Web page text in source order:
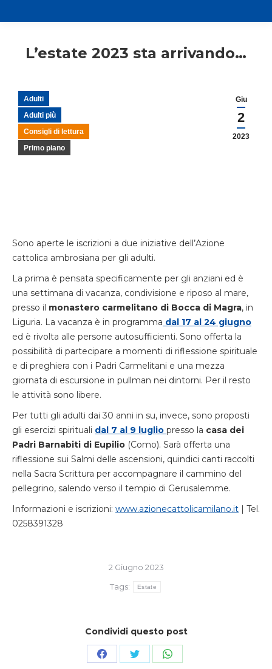
L’estate 2023 sta arrivando…
Giu
2
2023
Adulti
Adulti più
Consigli di lettura
Primo piano
Sono aperte le iscrizioni a due iniziative dell’Azione
cattolica ambrosiana per gli adulti.
La prima è pensata specificamente per gli anziani ed è
una settimana di vacanza, condivisione e riposo al mare,
presso il monastero carmelitano di Bocca di Magra, in
Liguria. La vacanza è in programma dal 17 al 24 giugno
ed è rivolta alle persone autosufficienti. Sono offerta la
possibilità di partecipare a momenti di riflessione spirituale
e di preghiera con i Padri Carmelitani e una mezza
giornata di escursione in pullman nei dintorni. Per il resto
le attività sono libere.
Per tutti gli adulti dai 30 anni in su, invece, sono proposti
gli esercizi spirituali dal 7 al 9 luglio presso la casa dei
Padri Barnabiti di Eupilio (Como). Sarà offerta una
riflessione sui Salmi delle ascensioni, quindici canti raccolti
nella Sacra Scrittura per accompagnare il cammino del
pellegrino, salendo verso il tempio di Gerusalemme.
Informazioni e iscrizioni: www.azionecattolicamilano.it | Tel.
0258391328
2 Giugno 2023
Tags:
Estate
Condividi questo post
CondividiCondividiCondividi